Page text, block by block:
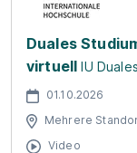
Duales
virtuell IU
01.10.2026
Mehrere
Video